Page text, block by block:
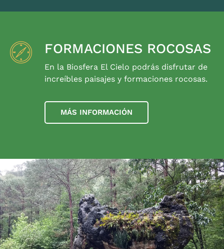
FORMACIONES ROCOSAS
En la Biosfera El Cielo podrás disfrutar de
increíbles paisajes y formaciones rocosas.
MÁS INFORMACIÓN